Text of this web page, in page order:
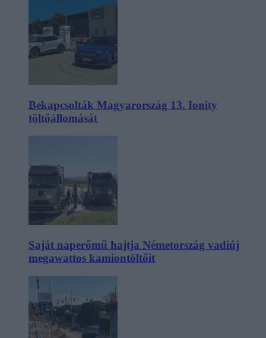
Bekapcsolták Magyarország 13. Ionity
töltőállomását
Saját naperőmű hajtja Németország vadiúj
megawattos kamiontöltőit